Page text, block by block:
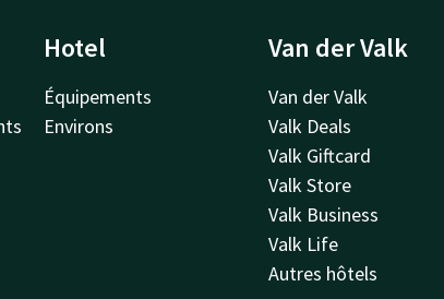
Hotel
Équipements
Environs
Van der Valk
Van der Valk
Valk Deals
Valk Giftcard
Valk Store
Valk Business
Valk Life
Autres hôtels